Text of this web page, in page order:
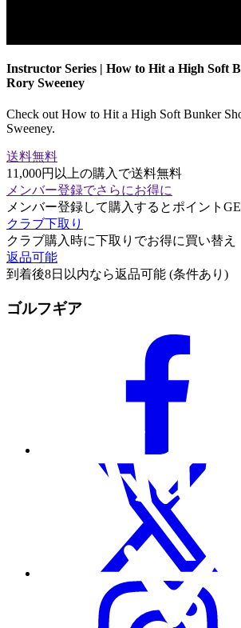
Instructor Series | How to Hit a High Soft
Rory Sweeney
Check out How to Hit a High Soft Bunker
Sweeney.
送料無料
11,000円以上の購入で送料無料
メンバー登録でさらにお得に
メンバー登録して購入するとポイント
クラブ下取り
クラブ購入時に下取りでお得に買い替え
返品可能
到着後8日以内なら返品可能 (条件あり)
ゴルフギア